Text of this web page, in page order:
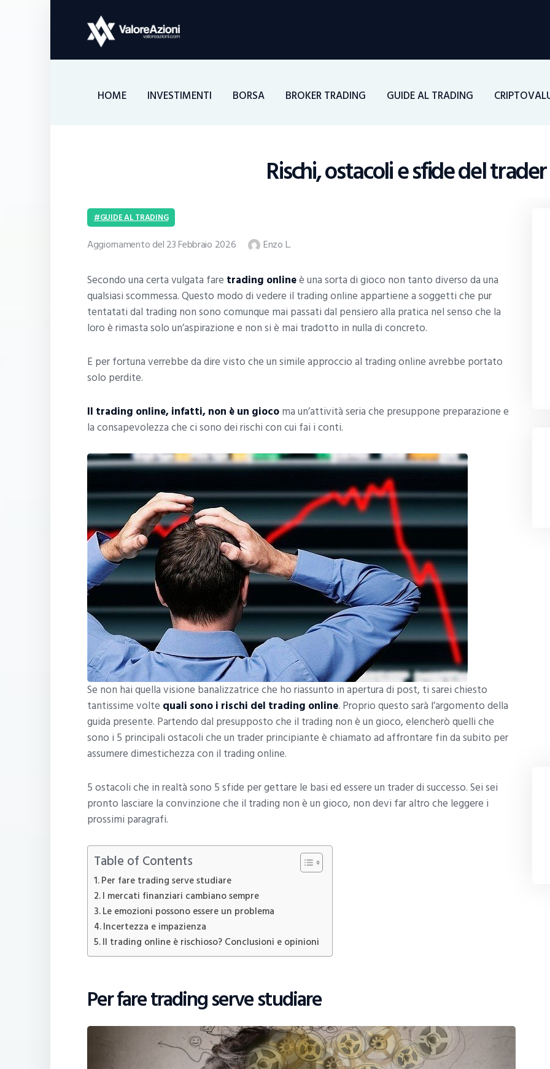
HOME INVESTIMENTI BORSA BROKER TRADING GUIDE AL TRADING
Rischi, ostacoli e sfide del trader
Investimenti
Borsa
Guide Al Trading
GUIDE AL TRADING
Aggiornamento del 23 Febbraio 2026 Enzo L.
Secondo una certa vulgata fare trading onlineè una sorta di gioco non tanto diverso da una
qualsiasi scommessa. Questo modo di vedere il trading online appartiene a soggetti che pur
tentatati dal trading non sono comunque mai passati dal pensiero alla pratica nel senso che la
loro è rimasta solo un’aspirazione e non si è mai tradotto in nulla di concreto.
E per fortuna verrebbe da dire visto che un simile approccio al trading online avrebbe portato
solo perdite.
Il trading online, infatti, non è un giocoma un’attività seria che presuppone preparazione e
la consapevolezza che ci sono dei rischi con cui fai i conti.
Se non hai quella visione banalizzatrice che ho riassunto in apertura di post, ti sarei chiesto
tantissime volte quali sono i rischi del trading online. Proprio questo sarà l’argomento della
guida presente. Partendo dal presupposto che il trading non è un gioco, elencherò quelli che
sono i 5 principali ostacoli che un trader principiante è chiamato ad affrontare fin da subito per
assumere dimestichezza con il trading online.
5 ostacoli che in realtà sono 5 sfide per gettare le basi ed essere un trader di successo. Sei sei
pronto lasciare la convinzione che il trading non è un gioco, non devi far altro che leggere i
prossimi paragrafi.
Table of Contents
Per fare trading serve studiare
I mercati finanziari cambiano sempre
Le emozioni possono essere un problema
Incertezza e impazienza
Il trading online è rischioso? Conclusioni e opinioni
Per fare trading serve studiare